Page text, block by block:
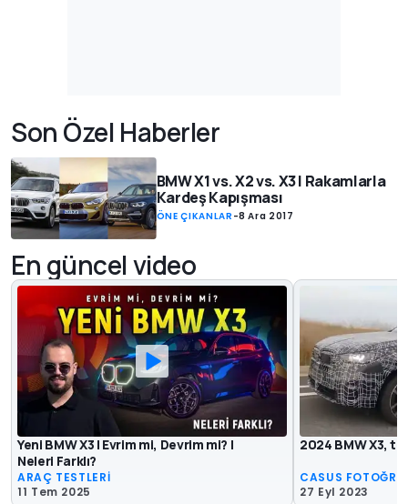
Son Özel Haberler
BMW X1 vs. X2 vs. X3 | Rakamlarla
Kardeş Kapışması
ÖNE ÇIKANLAR -8 Ara 2017
En güncel video
Yeni BMW X3 | Evrim mi, Devrim mi? |
Neleri Farklı?
ARAÇ TESTLERİ
11 Tem 2025
2024 BMW X3,
CASUS
27 Eyl 2023